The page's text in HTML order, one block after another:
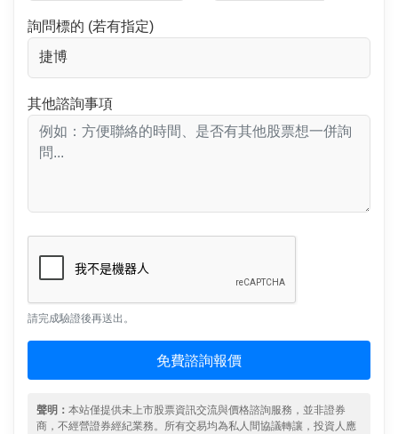
詢問標的 (若有指定)
其他諮詢事項
請完成驗證後再送出。
免費諮詢報價
聲明： 本站僅提供未上市股票資訊交流與價格諮詢服務，並非證券
商，不經營證券經紀業務。所有交易均為私人間協議轉讓，投資人應